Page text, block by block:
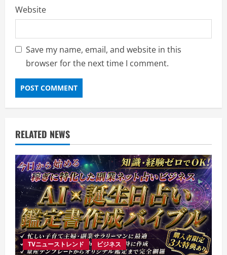
Website
Save my name, email, and website in this
browser for the next time I comment.
RELATED NEWS
TVニューストレンド ビジネス